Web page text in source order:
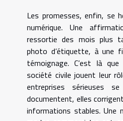
Les promesses, enfin, se
numérique. Une
ressortie des mois plus
photo d’étiquette, à une
témoignage. C’est là
société civile jouent leur
entreprises sérieuses
documentent, elles
informations stables. Une